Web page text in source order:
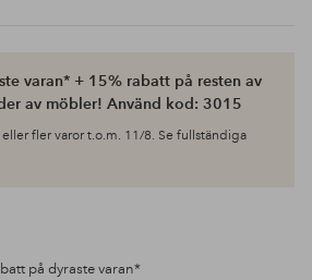
varan* + 15% rabatt på resten av
av möbler! Använd kod: 3015
fler varor t.o.m. 11/8. Se fullständiga
på dyraste varan*